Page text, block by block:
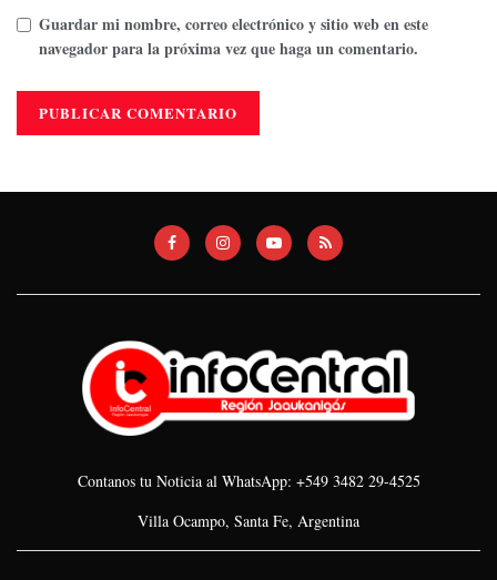
Guardar mi nombre, correo electrónico y sitio web en este
navegador para la próxima vez que haga un comentario.
Contanos tu Noticia al WhatsApp: +549 3482 29-4525
Villa Ocampo, Santa Fe, Argentina